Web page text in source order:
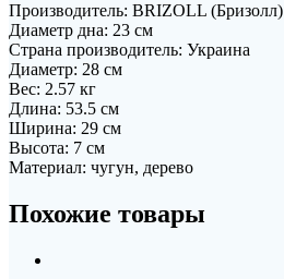
Производитель: BRIZOLL (Бризолл)
Диаметр дна: 23 см
Страна производитель: Украина
Диаметр: 28 см
Вес: 2.57 кг
Длина: 53.5 см
Ширина: 29 см
Высота: 7 см
Материал: чугун, дерево
Похожие товары